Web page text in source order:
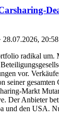
28.07.2026,
radikal um.
vor.
seiner gesamten
Markt
Der Anbieter
und den USA.